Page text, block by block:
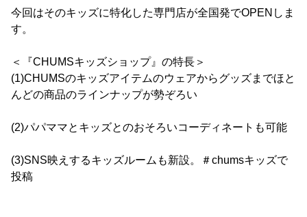
今回はそのキッズに特化した専門店が全国発でOPENしま
す。
＜『CHUMSキッズショップ』の特長＞
(1)CHUMSのキッズアイテムのウェアからグッズまでほと
んどの商品のラインナップが勢ぞろい
(2)パパママとキッズとのおそろいコーディネートも可能
(3)SNS映えするキッズルームも新設。＃chumsキッズで
投稿